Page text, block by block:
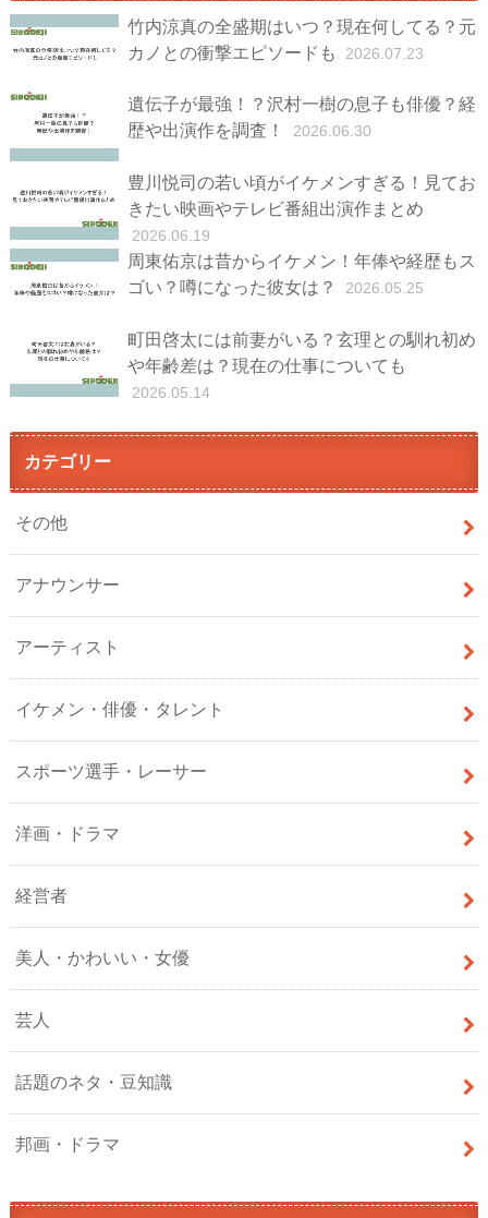
竹内涼真の全盛期はいつ？現在何してる？元
カノとの衝撃エピソードも
2026.07.23
遺伝子が最強！？沢村一樹の息子も俳優？経
歴や出演作を調査！
2026.06.30
豊川悦司の若い頃がイケメンすぎる！見てお
きたい映画やテレビ番組出演作まとめ
2026.06.19
周東佑京は昔からイケメン！年俸や経歴もス
ゴい？噂になった彼女は？
2026.05.25
町田啓太には前妻がいる？玄理との馴れ初め
や年齢差は？現在の仕事についても
2026.05.14
カテゴリー
その他
アナウンサー
アーティスト
イケメン・俳優・タレント
スポーツ選手・レーサー
洋画・ドラマ
経営者
美人・かわいい・女優
芸人
話題のネタ・豆知識
邦画・ドラマ